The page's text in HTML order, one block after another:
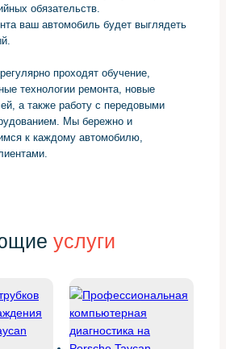
обязательств.
ваш автомобиль будет выглядеть
проходят обучение,
технологии ремонта, новые
а также работу с передовыми
Мы бережно и
к каждому автомобилю,
услуги